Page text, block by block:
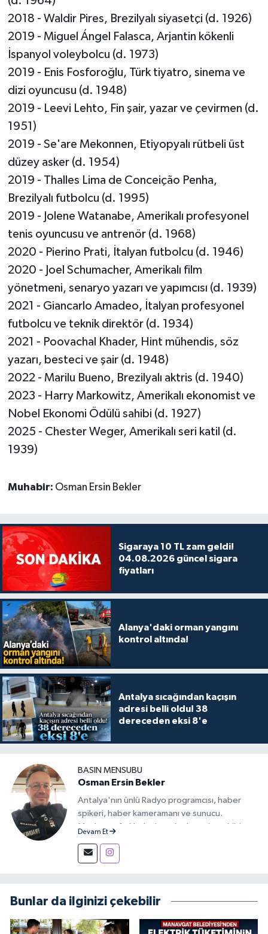
2018 - Waldir Pires, Brezilyalı siyasetçi (d. 1926)
2019 - Miguel Ángel Falasca, Arjantin kökenli
İspanyol voleybolcu (d. 1973)
2019 - Enis Fosforoğlu, Türk tiyatro, sinema ve
dizi oyuncusu (d. 1948)
2019 - Leevi Lehto, Fin şair, yazar ve çevirmen (d.
1951)
2019 - Se'are Mekonnen, Etiyopyalı rütbeli üst
düzey asker (d. 1954)
2019 - Thalles Lima de Conceição Penha,
Brezilyalı futbolcu (d. 1995)
2019 - Jolene Watanabe, Amerikalı profesyonel
tenis oyuncusu ve antrenör (d. 1968)
2020 - Pierino Prati, İtalyan futbolcu (d. 1946)
2020 - Joel Schumacher, Amerikalı film
yönetmeni, senaryo yazarı ve yapımcısı (d. 1939)
2021 - Giancarlo Amadeo, İtalyan profesyonel
futbolcu ve teknik direktör (d. 1934)
2021 - Poovachal Khader, Hint mühendis, söz
yazarı, besteci ve şair (d. 1948)
2022 - Marilu Bueno, Brezilyalı aktris (d. 1940)
2023 - Harry Markowitz, Amerikalı ekonomist ve
Nobel Ekonomi Ödülü sahibi (d. 1927)
2025 - Chester Weger, Amerikalı seri katil (d.
1939)
Muhabir: Osman Ersin Bekler
Sigaraya 10 TL zam geldi!
04.08.2026 güncel sigara
fiyatları
Alanya'daki orman yangını
kontrol altında!
Antalya sıcağından kaçışın
adresi belli oldu! 38
dereceden eksi 8'e
BASIN MENSUBU
Osman Ersin Bekler
Antalya'nın ünlü Radyo programcısı, haber
spikeri, haber kameramanı ve sunucu.
Medyanın farklı alanlarında deneyim sahibi,
yayıncı.
Devam Et
Bunlar da ilginizi çekebilir